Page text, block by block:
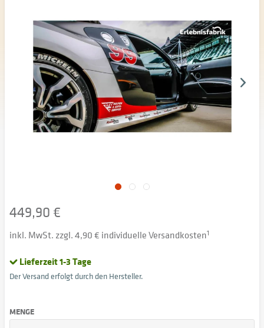
449,90 €
inkl. MwSt. zzgl. 4,90 € individuelle Versandkosten1
Lieferzeit 1-3 Tage
Der Versand erfolgt durch den Hersteller.
MENGE